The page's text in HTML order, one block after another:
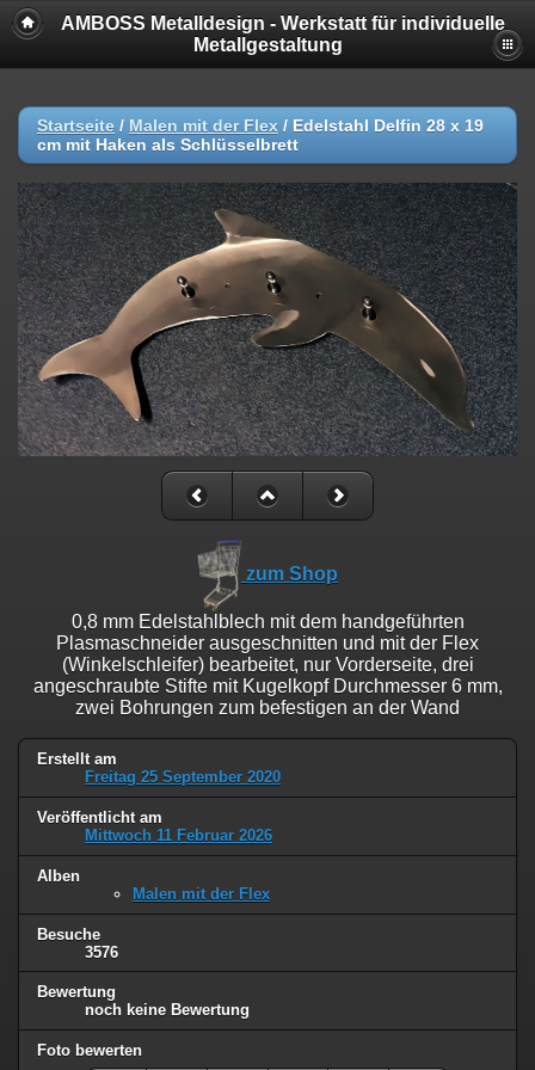
AMBOSS Metalldesign - Werkstatt für individuelle
Metallgestaltung
Startseite / Malen mit der Flex / Edelstahl Delfin 28 x 19
cm mit Haken als Schlüsselbrett
zum Shop
0,8 mm Edelstahlblech mit dem handgeführten
Plasmaschneider ausgeschnitten und mit der Flex
(Winkelschleifer) bearbeitet, nur Vorderseite, drei
angeschraubte Stifte mit Kugelkopf Durchmesser 6 mm,
zwei Bohrungen zum befestigen an der Wand
Erstellt am
Freitag 25 September 2020
Veröffentlicht am
Mittwoch 11 Februar 2026
Alben
Malen mit der Flex
Besuche
3576
Bewertung
noch keine Bewertung
Foto bewerten